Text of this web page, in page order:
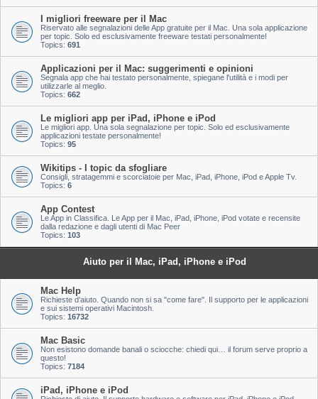
I migliori freeware per il Mac
Riservato alle segnalazioni delle App gratuite per il Mac. Una sola applicazione
per topic. Solo ed esclusivamente freeware testati personalmente!
Topics: 691
Applicazioni per il Mac: suggerimenti e opinioni
Segnala app che hai testato personalmente, spiegane l'utilità e i modi per
utilizzarle al meglio.
Topics: 662
Le migliori app per iPad, iPhone e iPod
Le migliori app. Una sola segnalazione per topic. Solo ed esclusivamente
applicazioni testate personalmente!
Topics: 95
Wikitips - I topic da sfogliare
Consigli, stratagemmi e scorciatoie per Mac, iPad, iPhone, iPod e Apple Tv.
Topics: 6
App Contest
Le App in Classifica. Le App per il Mac, iPad, iPhone, iPod votate e recensite
dalla redazione e dagli utenti di Mac Peer
Topics: 103
Aiuto per il Mac, iPad, iPhone e iPod
Mac Help
Richieste d'aiuto. Quando non si sa "come fare". Il supporto per le applicazioni
e sui sistemi operativi Macintosh.
Topics: 16732
Mac Basic
Non esistono domande banali o sciocche: chiedi qui… il forum serve proprio a
questo!
Topics: 7184
iPad, iPhone e iPod